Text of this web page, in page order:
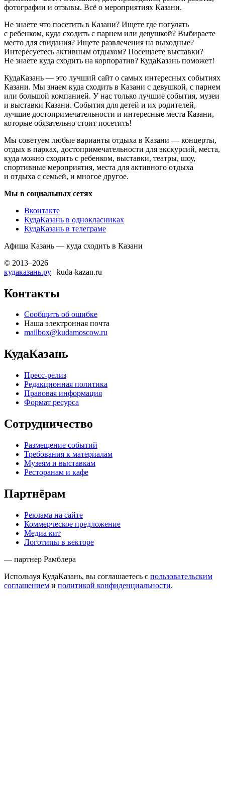
фотографии и отзывы. Всё о мероприятиях Казани.
Не знаете что посетить в Казани? Ищете где погулять
с ребенком, куда сходить с парнем или девушкой? Выбираете
место для свидания? Ищете развлечения на выходные?
Интересуетесь активным отдыхом? Посещаете выставки?
Не знаете куда сходить на корпоратив? КудаКазань поможет!
КудаКазань — это лучший сайт о самых интересных событиях
Казани. Мы знаем куда сходить в Казани с девушкой, с парнем
или большой компанией. У нас только лучшие события, музеи
и выставки Казани. События для детей и их родителей,
лучшие достопримечательности и интересные места Казани,
которые обязательно стоит посетить!
Мы советуем любые варианты отдыха в Казани — концерты,
отдых в парках, достопримечательности для экскурсий, места,
куда можно сходить с ребенком, выставки, театры, шоу,
спортивные мероприятия, места для активного отдыха
и отдыха с семьей, и многое другое.
Мы в социальных сетях
Вконтакте
КудаКазань в однокласниках
КудаКазань в телеграме
Афиша Казань — куда сходить в Казани
© 2013–2026
кудаказань.ру | kuda-kazan.ru
Контакты
Сообщить об ошибке
Наша электронная почта
mailbox@kudamoscow.ru
КудаКазань
Пресс-релиз
Редакционная политика
Правовая информация
Формат ресурса
Сотрудничество
Размещение событий
Требования к материалам
Музеям и выставкам
Ресторанам и кафе
Партнёрам
Реклама на сайте
Коммерческое предложение
Медиа кит
Логотипы в векторе
— партнер Рамблера
Используя КудаКазань, вы соглашаетесь с пользовательским
соглашением и политикой конфиденциальности.